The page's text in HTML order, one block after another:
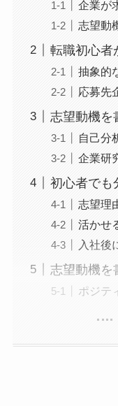
企業が
志望動
転職初心者
抽象的
応募先
志望動機を
自己分
企業研
初心者でも
志望理
活かせ
入社後
志望動機を
ポジテ